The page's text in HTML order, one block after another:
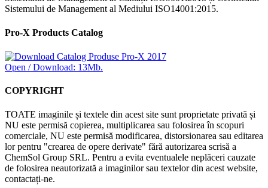
Sistemului de Management al Mediului ISO14001:2015.
Pro-X Products Catalog
Open / Download: 13Mb.
COPYRIGHT
TOATE imaginile și textele din acest site sunt proprietate privată și
NU este permisă copierea, multiplicarea sau folosirea în scopuri
comerciale, NU este permisă modificarea, distorsionarea sau editarea
lor pentru "crearea de opere derivate" fără autorizarea scrisă a
ChemSol Group SRL. Pentru a evita eventualele neplăceri cauzate
de folosirea neautorizată a imaginilor sau textelor din acest website,
contactați-ne.